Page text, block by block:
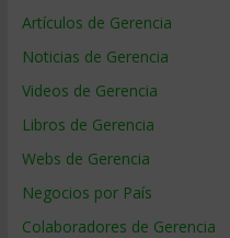
Artículos de Gerencia
Noticias de Gerencia
Videos de Gerencia
Libros de Gerencia
Webs de Gerencia
Negocios por País
Colaboradores de Gerencia